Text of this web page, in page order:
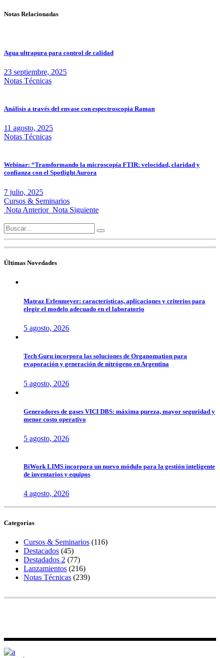
Notas Relacionadas
Agua ultrapura para control de calidad
23 septiembre, 2025
Notas Técnicas
Análisis a través del envase con espectroscopia Raman
11 agosto, 2025
Notas Técnicas
Webinar: “Transformando la microscopía FTIR: velocidad, claridad y
confianza con el Spotlight Aurora
7 julio, 2025
Cursos & Seminarios
Nota Anterior Nota Siguiente
Search
for:
Últimas Novedades
Matraz Erlenmeyer: características, aplicaciones y criterios para
elegir el modelo adecuado en el laboratorio
5 agosto, 2026
Tech Guru incorpora las soluciones de Organomation para
evaporación y generación de nitrógeno en Argentina
5 agosto, 2026
Generadores de gases VICI DBS: máxima pureza, mayor seguridad y
menor costo operativo
5 agosto, 2026
BiWork LIMS incorpora un nuevo módulo para la gestión inteligente
de inventarios y equipos
4 agosto, 2026
Categorías
Cursos & Seminarios (116)
Destacados (45)
Destadados 2 (77)
Lanzamientos (216)
Notas Técnicas (239)